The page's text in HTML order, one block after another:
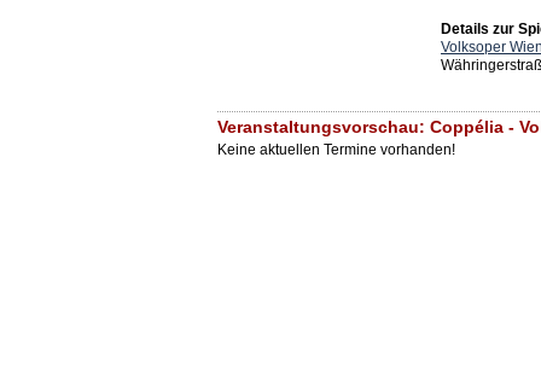
Details zur
Volksoper
Veranstaltungsvorschau: Coppélia -
Keine aktuellen Termine vorhanden!